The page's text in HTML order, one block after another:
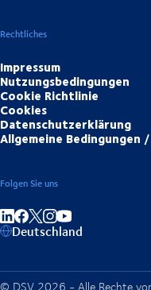
Rechtliches
Impressum
Nutzungsbedingungen
Cookie Richtlinie
Cookies
Datenschutzerklärung
Allgemeine Bedingungen
Folgen Sie uns
Auf LinkedIn teilen
Auf Facebook teilen
Auf Instagram teilen
Auf YouTube teilen
Deutschland
© DSV 2026 - Alle Rechte